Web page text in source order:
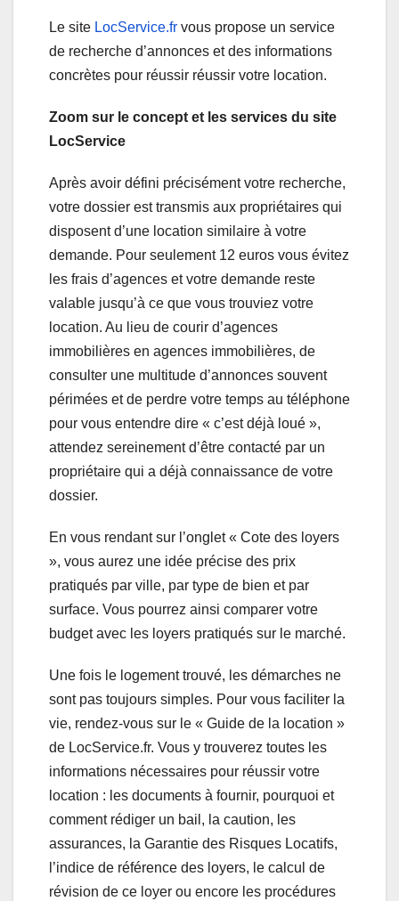
Le site LocService.fr vous propose un service
de recherche d’annonces et des informations
concrètes pour réussir réussir votre location.
Zoom sur le concept et les services du site
LocService
Après avoir défini précisément votre recherche,
votre dossier est transmis aux propriétaires qui
disposent d’une location similaire à votre
demande. Pour seulement 12 euros vous évitez
les frais d’agences et votre demande reste
valable jusqu’à ce que vous trouviez votre
location. Au lieu de courir d’agences
immobilières en agences immobilières, de
consulter une multitude d’annonces souvent
périmées et de perdre votre temps au téléphone
pour vous entendre dire « c’est déjà loué »,
attendez sereinement d’être contacté par un
propriétaire qui a déjà connaissance de votre
dossier.
En vous rendant sur l’onglet « Cote des loyers
», vous aurez une idée précise des prix
pratiqués par ville, par type de bien et par
surface. Vous pourrez ainsi comparer votre
budget avec les loyers pratiqués sur le marché.
Une fois le logement trouvé, les démarches ne
sont pas toujours simples. Pour vous faciliter la
vie, rendez-vous sur le « Guide de la location »
de LocService.fr. Vous y trouverez toutes les
informations nécessaires pour réussir votre
location : les documents à fournir, pourquoi et
comment rédiger un bail, la caution, les
assurances, la Garantie des Risques Locatifs,
l’indice de référence des loyers, le calcul de
révision de ce loyer ou encore les procédures